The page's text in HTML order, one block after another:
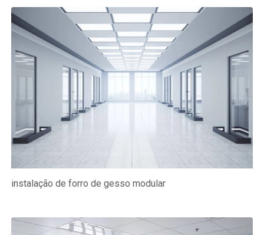
instalação de forro de gesso modular